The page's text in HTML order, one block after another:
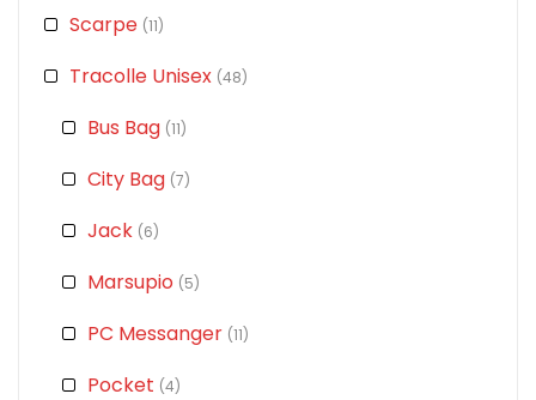
Scarpe (11)
Tracolle Unisex (48)
Bus Bag (11)
City Bag (7)
Jack (6)
Marsupio (5)
PC Messanger (11)
Pocket (4)